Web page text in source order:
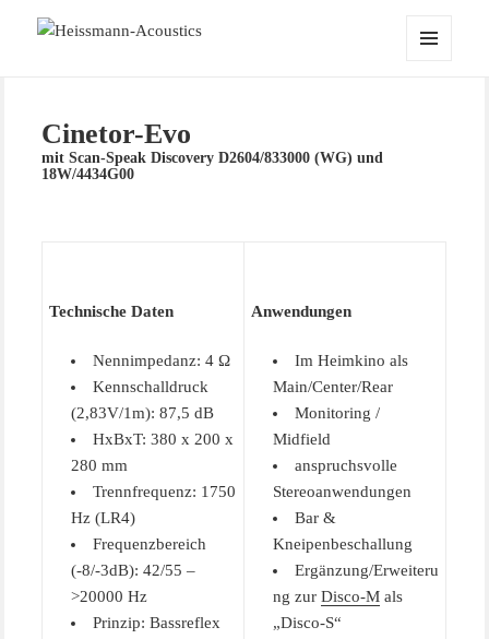
Cinetor-Evo
mit Scan-Speak Discovery D2604/833000 (WG) und
18W/4434G00
Technische Daten
Nennimpedanz: 4 Ω
Kennschalldruck
(2,83V/1m): 87,5 dB
HxBxT: 380 x 200 x
280 mm
Trennfrequenz: 1750
Hz (LR4)
Frequenzbereich
(-8/-3dB): 42/55 –
>20000 Hz
Prinzip: Bassreflex
Anwendungen
Im Heimkino als
Main/Center/Rear
Monitoring /
Midfield
anspruchsvolle
Stereoanwendungen
Bar &
Kneipenbeschallung
Ergänzung/Erweiteru
ng zurDisco-M als
„Disco-S“